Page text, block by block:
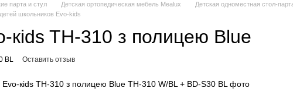
парта и стул Детская ортопедическая мебель Mealux
Детская одноместная стол-
школьников Evo-kids
кids TH-310 з полицею Blue
BL Оставить отзыв